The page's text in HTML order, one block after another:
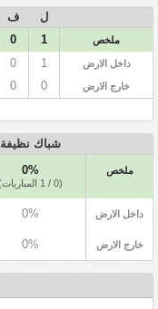
ل ف
ملخص 1
0
داخل الارض 1
0
خارج الارض 0
0
شباك نظيفة
ملخص 0%
(0 / 1 المباريات)
داخل الارض 0%
خارج الارض 0%